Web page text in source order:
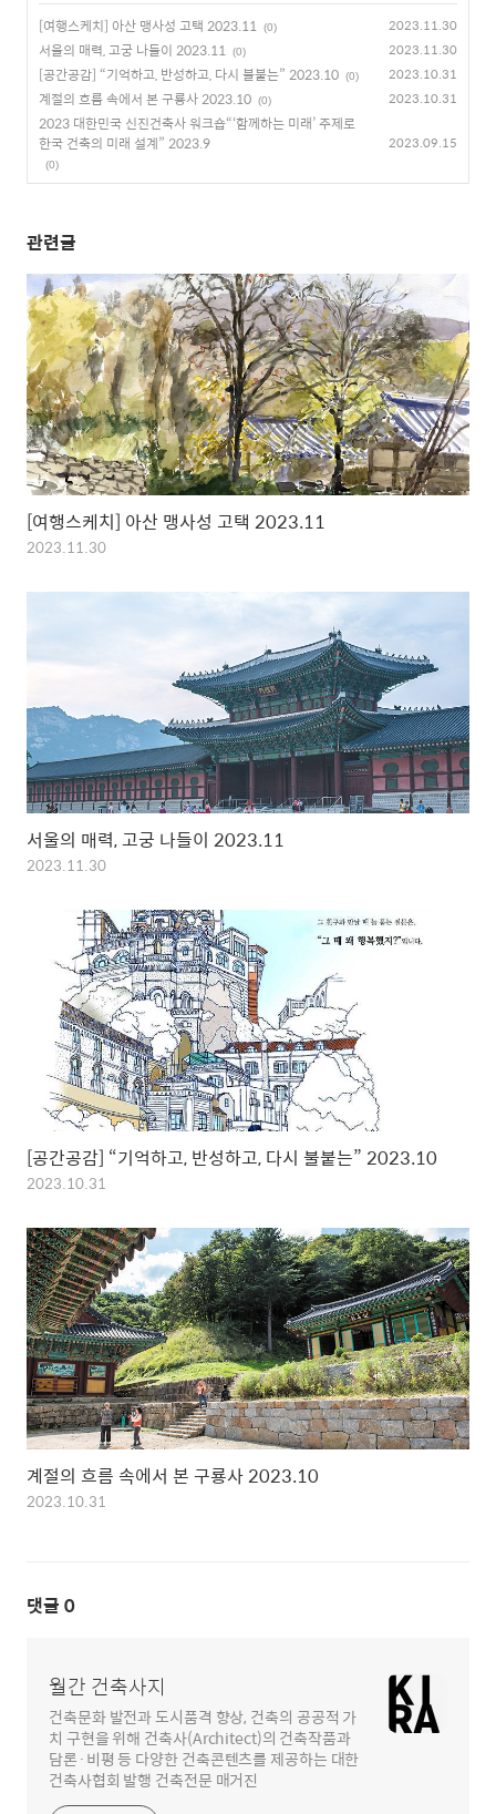
[여행스케치] 아산 맹사성 고택 2023.11 (0) 2023.11.30
서울의 매력, 고궁 나들이 2023.11 (0) 2023.11.30
[공간공감] “기억하고, 반성하고, 다시 불붙는” 2023.10 (0) 2023.10.31
계절의 흐름 속에서 본 구룡사 2023.10 (0) 2023.10.31
2023 대한민국 신진건축사 워크숍“‘함께하는 미래’ 주제로
한국 건축의 미래 설계” 2023.9
(0)
2023.09.15
관련글
[여행스케치] 아산 맹사성 고택 2023.11
2023.11.30
서울의 매력, 고궁 나들이 2023.11
2023.11.30
[공간공감] “기억하고, 반성하고, 다시 불붙는” 2023.10
2023.10.31
계절의 흐름 속에서 본 구룡사 2023.10
2023.10.31
댓글 0
월간 건축사지
건축문화 발전과 도시품격 향상, 건축의 공공적 가
치 구현을 위해 건축사(Architect)의 건축작품과
담론·비평 등 다양한 건축콘텐츠를 제공하는 대한
건축사협회 발행 건축전문 매거진